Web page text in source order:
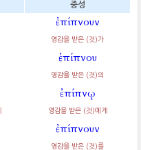
중성
ἐπίπνουν
영감을 받은 (것)가
ἐπίπνου
영감을 받은 (것)의
ἐπίπνῳ
영감을 받은 (것)에게
ἐπίπνουν
영감을 받은 (것)를